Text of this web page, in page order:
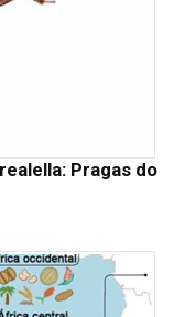
Pragas do